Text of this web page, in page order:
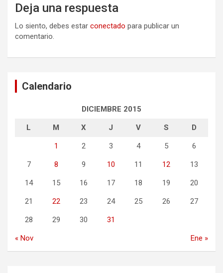
Deja una respuesta
Lo siento, debes estar conectado para publicar un
comentario.
Calendario
DICIEMBRE 2015
L M X J V S D
1 2 3 4 5 6
7 8 9 10 11 12 13
14 15 16 17 18 19 20
21 22 23 24 25 26 27
28 29 30 31
« Nov Ene »